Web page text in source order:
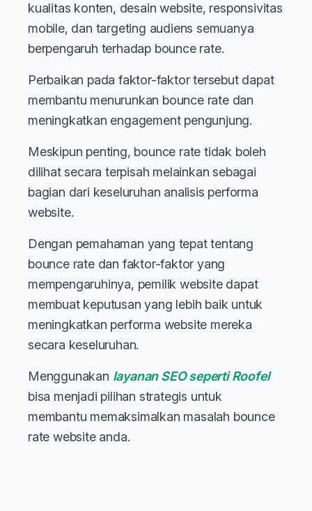
kualitas konten, desain website, responsivitas
mobile, dan targeting audiens semuanya
berpengaruh terhadap bounce rate.
Perbaikan pada faktor-faktor tersebut dapat
membantu menurunkan bounce rate dan
meningkatkan engagement pengunjung.
Meskipun penting, bounce rate tidak boleh
dilihat secara terpisah melainkan sebagai
bagian dari keseluruhan analisis performa
website.
Dengan pemahaman yang tepat tentang
bounce rate dan faktor-faktor yang
mempengaruhinya, pemilik website dapat
membuat keputusan yang lebih baik untuk
meningkatkan performa website mereka
secara keseluruhan.
Menggunakan layanan SEO seperti Roofel
bisa menjadi pilihan strategis untuk
membantu memaksimalkan masalah bounce
rate website anda.